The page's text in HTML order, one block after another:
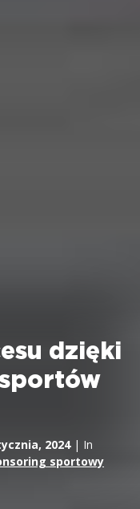
dzięki
2024| In
sportowy